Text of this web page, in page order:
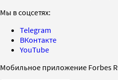
Мы в соцсетях:
Telegram
ВКонтакте
YouTube
Мобильное приложение Forbes